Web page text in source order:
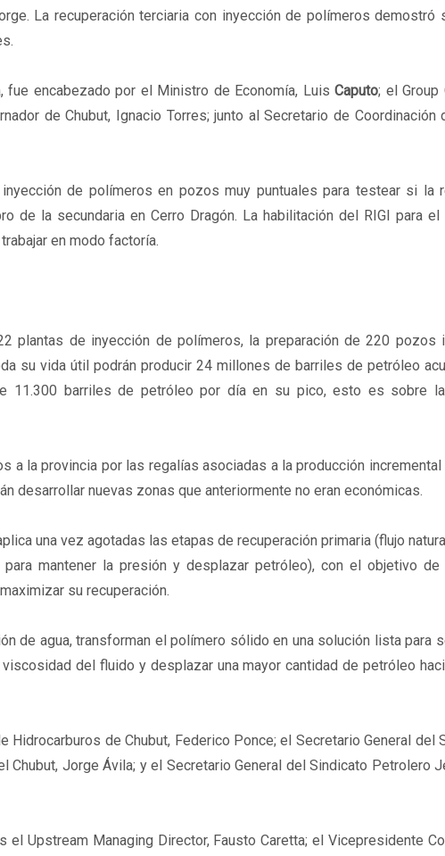
La recuperación terciaria con inyección de polímeros demostró
fue encabezado por el Ministro de Economía, LuisCaputo; el Group
de Chubut, Ignacio Torres; junto al Secretario de Coordinación
de polímeros en pozos muy puntuales para testear si la
de la secundaria en Cerro Dragón. La habilitación del RIGI para el
en modo factoría.
plantas de inyección de polímeros, la preparación de 220 pozos
su vida útil podrán producir 24 millones de barriles de petróleo
11.300 barriles de petróleo por día en su pico, esto es sobre
a la provincia por las regalías asociadas a la producción
desarrollar nuevas zonas que anteriormente no eran económicas.
una vez agotadas las etapas de recuperación primaria (flujo
mantener la presión y desplazar petróleo), con el objetivo
su recuperación.
de agua, transforman el polímero sólido en una solución lista para
del fluido y desplazar una mayor cantidad de petróleo
Hidrocarburos de Chubut, Federico Ponce; el Secretario General del
Chubut, Jorge Ávila; y el Secretario General del Sindicato Petrolero
el Upstream Managing Director, Fausto Caretta; el Vicepresidente